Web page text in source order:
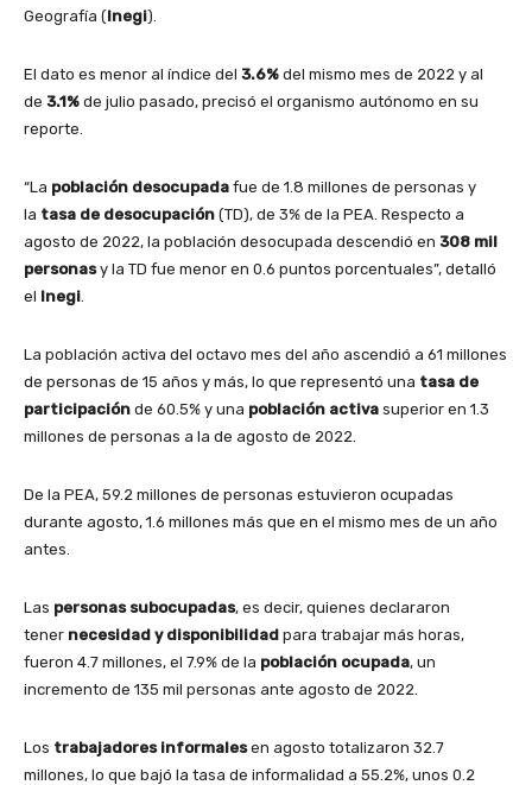
Geografía (Inegi).
El dato es menor al índice del 3.6% del mismo mes de 2022 y al
de 3.1% de julio pasado, precisó el organismo autónomo en su
reporte.
“La población desocupada fue de 1.8 millones de personas y
la tasa de desocupación (TD), de 3% de la PEA. Respecto a
agosto de 2022, la población desocupada descendió en 308 mil
personasy la TD fue menor en 0.6 puntos porcentuales”, detalló
el Inegi
La población activa del octavo mes del año ascendió a 61 millones
de personas de 15 años y más, lo que representó una tasa de
participación de 60.5% y una población activa superior en 1.3
millones de personas a la de agosto de 2022.
De la PEA, 59.2 millones de personas estuvieron ocupadas
durante agosto, 1.6 millones más que en el mismo mes de un año
antes.
Las personas subocupadas, es decir, quienes declararon
tener necesidad y disponibilidad para trabajar más horas,
fueron 4.7 millones, el 7.9% de la población ocupada, un
incremento de 135 mil personas ante agosto de 2022.
Los trabajadores informalesen agosto totalizaron 32.7
millones, lo que bajó la tasa de informalidad a 55.2%, unos 0.2